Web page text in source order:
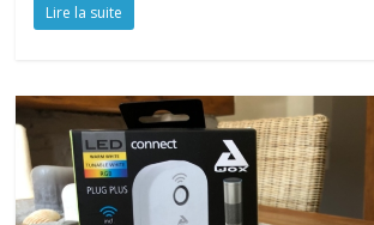
Lire la suite